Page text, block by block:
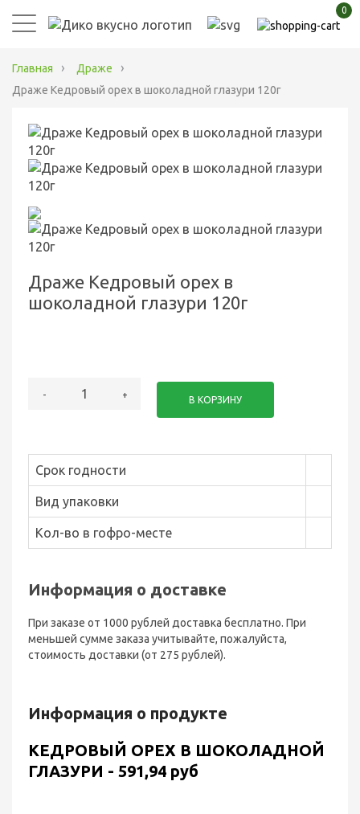
0
Главная
Драже
Драже Кедровый орех в шоколадной глазури 120г
Драже Кедровый орех в
шоколадной глазури 120г
- + В КОРЗИНУ
Срок годности
Вид упаковки
Кол-во в гофро-месте
Информация о доставке
При заказе от 1000 рублей доставка бесплатно. При
меньшей сумме заказа учитывайте, пожалуйста,
стоимость доставки (от 275 рублей).
Информация о продукте
КЕДРОВЫЙ ОРЕХ В ШОКОЛАДНОЙ
ГЛАЗУРИ - 591,94 руб